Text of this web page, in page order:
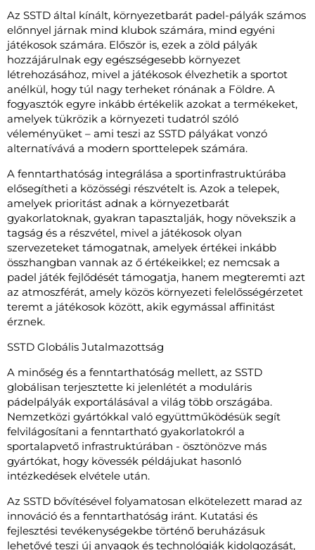
Az SSTD által kínált, környezetbarát padel-pályák számos
előnnyel járnak mind klubok számára, mind egyéni
játékosok számára. Először is, ezek a zöld pályák
hozzájárulnak egy egészségesebb környezet
létrehozásához, mivel a játékosok élvezhetik a sportot
anélkül, hogy túl nagy terheket rónának a Földre. A
fogyasztók egyre inkább értékelik azokat a termékeket,
amelyek tükrözik a környezeti tudatról szóló
véleményüket – ami teszi az SSTD pályákat vonzó
alternatívává a modern sporttelepek számára.
A fenntarthatóság integrálása a sportinfrastruktúrába
elősegítheti a közösségi részvételt is. Azok a telepek,
amelyek prioritást adnak a környezetbarát
gyakorlatoknak, gyakran tapasztalják, hogy növekszik a
tagság és a részvétel, mivel a játékosok olyan
szervezeteket támogatnak, amelyek értékei inkább
összhangban vannak az ő értékeikkel; ez nemcsak a
padel játék fejlődését támogatja, hanem megteremti azt
az atmoszférát, amely közös környezeti felelősségérzetet
teremt a játékosok között, akik egymással affinitást
érznek.
SSTD Globális Jutalmazottság
A minőség és a fenntarthatóság mellett, az SSTD
globálisan terjesztette ki jelenlétét a moduláris
pádelpályák exportálásával a világ több országába.
Nemzetközi gyártókkal való együttműködésük segít
felvilágosítani a fenntartható gyakorlatokról a
sportalapvető infrastruktúrában - ösztönözve más
gyártókat, hogy kövessék példájukat hasonló
intézkedések elvétele után.
Az SSTD bővítésével folyamatosan elkötelezett marad az
innováció és a fenntarthatóság iránt. Kutatási és
fejlesztési tevékenységekbe történő beruházásuk
lehetővé teszi új anyagok és technológiák kidolgozását,